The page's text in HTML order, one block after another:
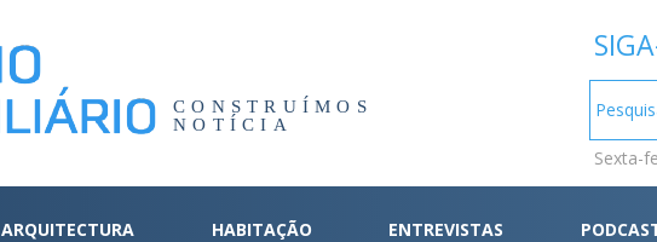
CONSTRUÍMOS
NOTÍCIA
Sexta-
ARQUITECTURA HABITAÇÃO ENTREVISTAS